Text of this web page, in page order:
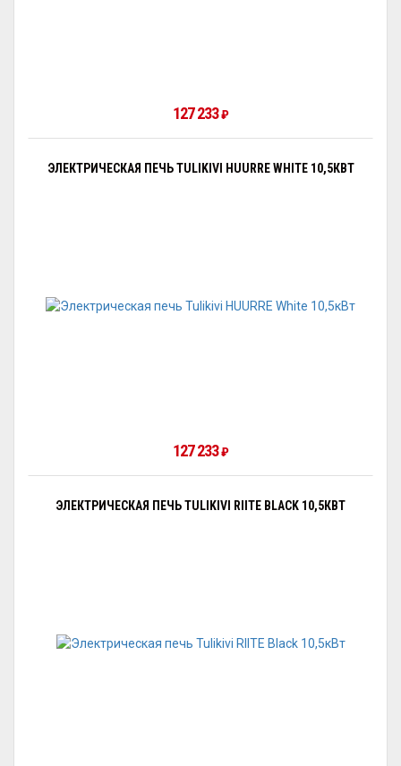
127 233₽
ЭЛЕКТРИЧЕСКАЯ ПЕЧЬ TULIKIVI HUURRE WHITE 10,5КВТ
127 233₽
ЭЛЕКТРИЧЕСКАЯ ПЕЧЬ TULIKIVI RIITE BLACK 10,5КВТ